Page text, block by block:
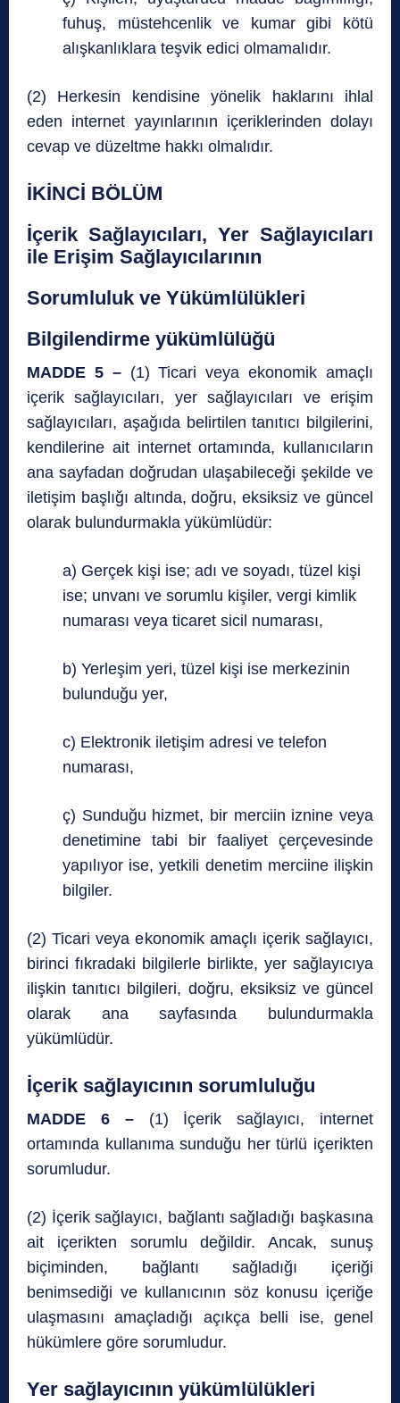
fuhuş, müstehcenlik ve kumar gibi kötü
alışkanlıklara teşvik edici olmamalıdır.
(2) Herkesin kendisine yönelik haklarını ihlal
eden internet yayınlarının içeriklerinden dolayı
cevap ve düzeltme hakkı olmalıdır.
İKİNCİ BÖLÜM
İçerik Sağlayıcıları, Yer Sağlayıcıları
ile Erişim Sağlayıcılarının
Sorumluluk ve Yükümlülükleri
Bilgilendirme yükümlülüğü
MADDE 5 –(1) Ticari veya ekonomik amaçlı
içerik sağlayıcıları, yer sağlayıcıları ve erişim
sağlayıcıları, aşağıda belirtilen tanıtıcı bilgilerini,
kendilerine ait internet ortamında, kullanıcıların
ana sayfadan doğrudan ulaşabileceği şekilde ve
iletişim başlığı altında, doğru, eksiksiz ve güncel
olarak bulundurmakla yükümlüdür:
a) Gerçek kişi ise; adı ve soyadı, tüzel kişi
ise; unvanı ve sorumlu kişiler, vergi kimlik
numarası veya ticaret sicil numarası,
b) Yerleşim yeri, tüzel kişi ise merkezinin
bulunduğu yer,
c) Elektronik iletişim adresi ve telefon
numarası,
ç) Sunduğu hizmet, bir merciin iznine veya
denetimine tabi bir faaliyet çerçevesinde
yapılıyor ise, yetkili denetim merciine ilişkin
bilgiler.
(2) Ticari veya ekonomik amaçlı içerik sağlayıcı,
birinci fıkradaki bilgilerle birlikte, yer sağlayıcıya
ilişkin tanıtıcı bilgileri, doğru, eksiksiz ve güncel
olarak ana sayfasında bulundurmakla
yükümlüdür.
İçerik sağlayıcının sorumluluğu
MADDE 6 –(1) İçerik sağlayıcı, internet
ortamında kullanıma sunduğu her türlü içerikten
sorumludur.
(2) İçerik sağlayıcı, bağlantı sağladığı başkasına
ait içerikten sorumlu değildir. Ancak, sunuş
biçiminden, bağlantı sağladığı içeriği
benimsediği ve kullanıcının söz konusu içeriğe
ulaşmasını amaçladığı açıkça belli ise, genel
hükümlere göre sorumludur.
Yer sağlayıcının yükümlülükleri